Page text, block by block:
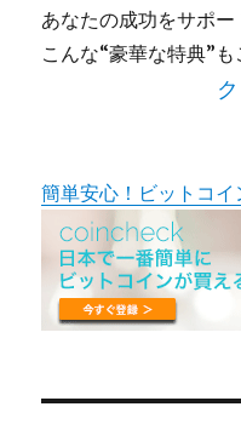
あなたの成功をサポ
こんな“豪華な特典”も
簡単安心！ビットコ